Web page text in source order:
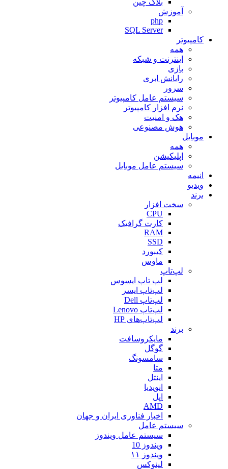
بلاک چین
آموزش
php
SQL Server
کامپیوتر
همه
اینترنت و شبکه
بازی
رایانش ابری
سرور
سیستم عامل کامپیوتر
نرم افزار کامپیوتر
هک و امنیت
هوش مصنوعی
موبایل
همه
اپلیکیشن
سیستم عامل موبایل
انیمه
ویدیو
برند
سخت افزار
CPU
کارت گرافیک
RAM
SSD
کیبورد
ماوس
لپ‌تاپ
لپ تاپ ایسوس
لپ‌تاپ ایسر
لپ‌تاپ Dell
لپ‌تاپ Lenovo
لپ‌تاپ‌های HP
برند
مایکروسافت
گوگل
سامسونگ
متا
اینتل
انویدیا
اپل
AMD
اخبار فناوری ایران و جهان
سیستم عامل
سیستم عامل ویندوز
ویندوز 10
ویندوز ۱۱
لینوکس